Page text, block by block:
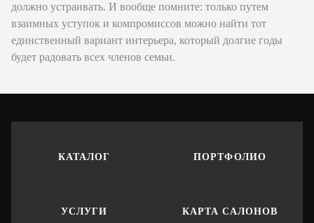
должно устраивать. И вообще помните: только путем
взаимных уступок и компромиссов можно найти тот
единственный вариант интерьера, который долгие годы
будет радовать всех членов семьи.
КАТАЛОГ ПОРТФОЛИО
УСЛУГИ КАРТА САЛОНОВ